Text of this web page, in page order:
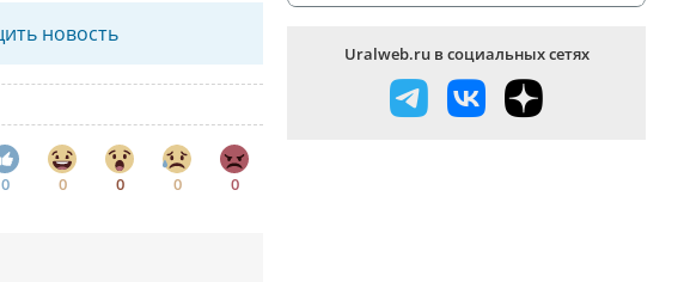
новость
0 0 0 0 0
Uralweb.ru в социальных сетях